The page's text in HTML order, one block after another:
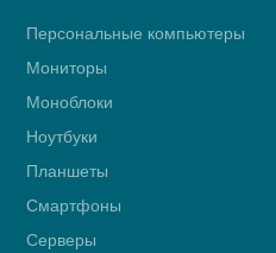
Персональные компьютеры
Мониторы
Моноблоки
Ноутбуки
Планшеты
Смартфоны
Серверы